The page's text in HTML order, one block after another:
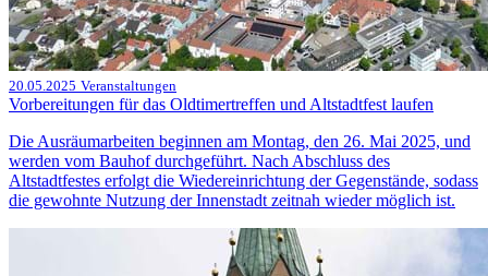
20.05.2025 Veranstaltungen
Vorbereitungen für das Oldtimertreffen und Altstadtfest laufen
Die Ausräumarbeiten beginnen am Montag, den 26. Mai 2025, und
werden vom Bauhof durchgeführt. Nach Abschluss des
Altstadtfestes erfolgt die Wiedereinrichtung der Gegenstände, sodass
die gewohnte Nutzung der Innenstadt zeitnah wieder möglich ist.